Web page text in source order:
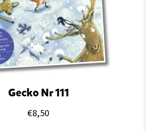
Gecko Nr 111
€8,50